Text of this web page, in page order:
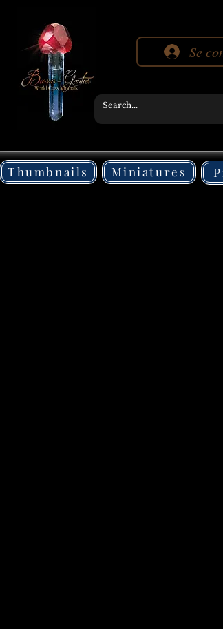
Se
Thumbnails Miniatures